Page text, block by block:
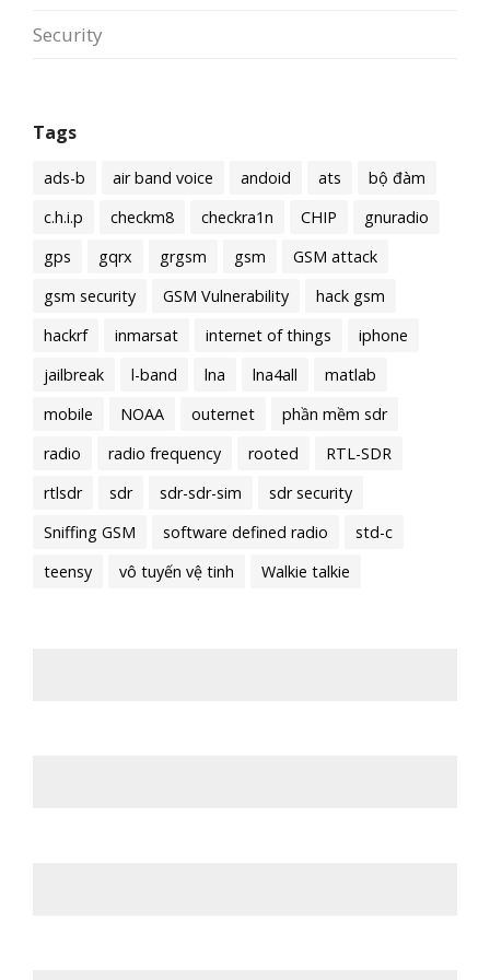
Security
Tags
ads-b air band voice andoid ats
bộ đàm
c.h.i.p
checkm8 checkra1n CHIP
gnuradio
gps
gqrx grgsm gsm
GSM attack
gsm security
GSM Vulnerability
hack gsm
hackrf
inmarsat internet of things
iphone
jailbreak
l-band lna lna4all
matlab
mobile
NOAA outernet
phần mềm sdr
radio
radio frequency rooted
RTL-SDR
rtlsdr
sdr sdr-sdr-sim
sdr security
Sniffing GSM
software defined radio
std-c
teensy
vô tuyến vệ tinh Walkie talkie